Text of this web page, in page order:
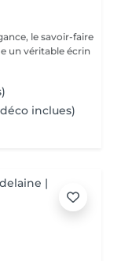
le savoir-faire
un véritable écrin
inclues)